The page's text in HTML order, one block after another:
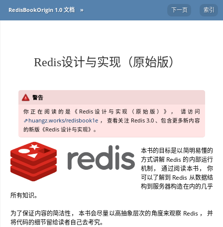
索引
下一页
RedisBookOrigin 1.0 文档 »
Redis设计与实现（原始版）
警告
你正在阅读的是《Redis设计与实现（原始版）》， 请访问
huangz.works/redisbook1e ， 查看关注 Redis 3.0 、包含更多新内容
的新版《Redis 设计与实现》。
本书的目标是以简明易懂的
方式讲解 Redis 的内部运行
机制， 通过阅读本书， 你
可以了解到 Redis 从数据结
构到服务器构造在内的几乎
所有知识。
为了保证内容的简洁性， 本书会尽量以高抽象层次的角度来观察 Redis ， 并
将代码的细节留给读者自己去考究。